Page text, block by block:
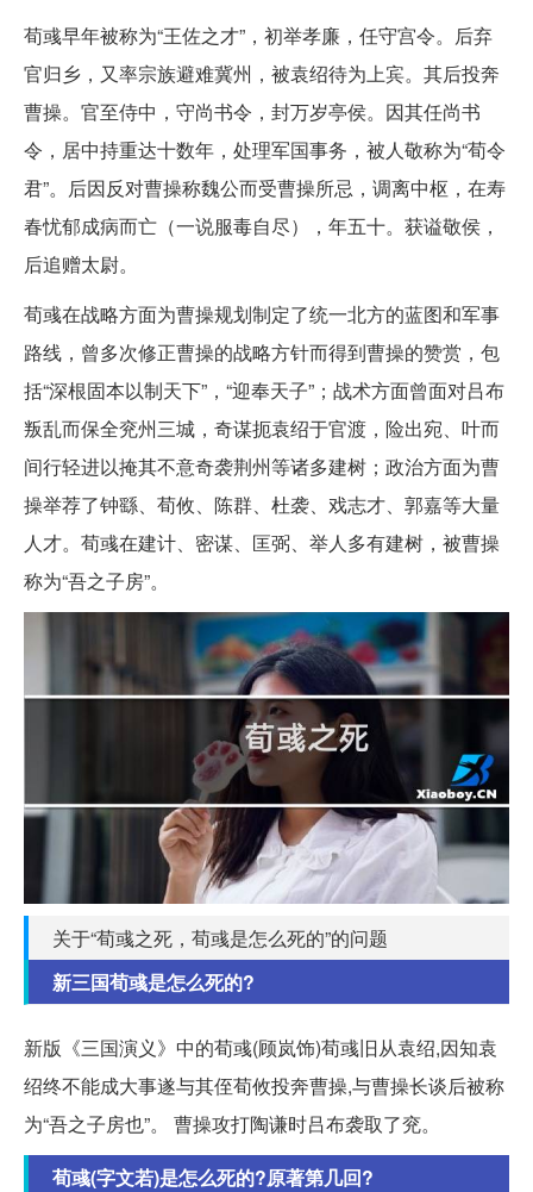
荀彧早年被称为“王佐之才”，初举孝廉，任守宫令。后弃
官归乡，又率宗族避难冀州，被袁绍待为上宾。其后投奔
曹操。官至侍中，守尚书令，封万岁亭侯。因其任尚书
令，居中持重达十数年，处理军国事务，被人敬称为“荀令
君”。后因反对曹操称魏公而受曹操所忌，调离中枢，在寿
春忧郁成病而亡（一说服毒自尽），年五十。获谥敬侯，
后追赠太尉。
荀彧在战略方面为曹操规划制定了统一北方的蓝图和军事
路线，曾多次修正曹操的战略方针而得到曹操的赞赏，包
括“深根固本以制天下”，“迎奉天子”；战术方面曾面对吕布
叛乱而保全兖州三城，奇谋扼袁绍于官渡，险出宛、叶而
间行轻进以掩其不意奇袭荆州等诸多建树；政治方面为曹
操举荐了钟繇、荀攸、陈群、杜袭、戏志才、郭嘉等大量
人才。荀彧在建计、密谋、匡弼、举人多有建树，被曹操
称为“吾之子房”。
关于“荀彧之死，荀彧是怎么死的”的问题
新三国荀彧是怎么死的?
新版《三国演义》中的荀彧(顾岚饰)荀彧旧从袁绍,因知袁
绍终不能成大事遂与其侄荀攸投奔曹操,与曹操长谈后被称
为“吾之子房也”。 曹操攻打陶谦时吕布袭取了兖。
荀彧(字文若)是怎么死的?原著第几回?